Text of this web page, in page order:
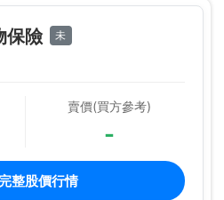
保險 未
賣價(買方參考)
-
整股價行情